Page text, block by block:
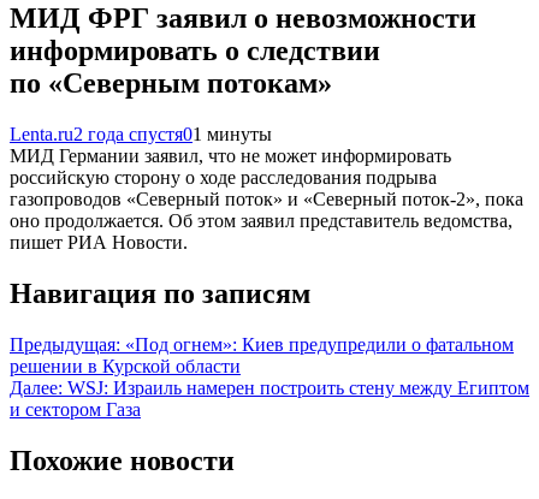
МИД ФРГ заявил о невозможности
информировать о следствии
по «Северным потокам»
Lenta.ru2 года спустя01 минуты
МИД Германии заявил, что не может информировать
российскую сторону о ходе расследования подрыва
газопроводов «Северный поток» и «Северный поток-2», пока
оно продолжается. Об этом заявил представитель ведомства,
пишет РИА Новости.
Навигация по записям
Предыдущая: «Под огнем»: Киев предупредили о фатальном
решении в Курской области
Далее: WSJ: Израиль намерен построить стену между Египтом
и сектором Газа
Похожие новости